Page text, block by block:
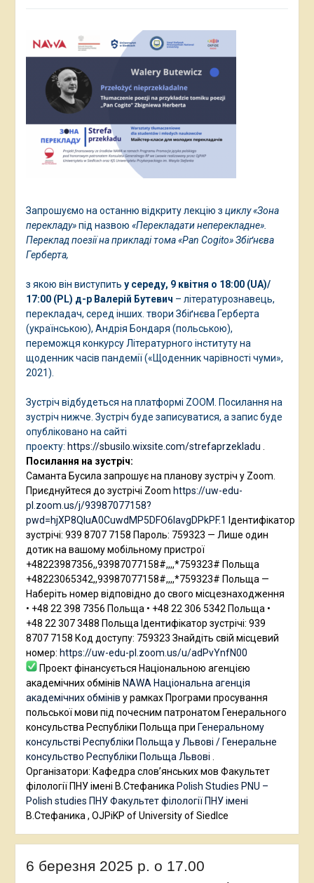
Запрошуємо на останню відкриту лекцію з циклу «Зона
перекладу»під назвою «Перекладати неперекладне».
Переклад поезії на прикладі тома «Pan Cogito» Збіґнєва
Герберта,
з якою він виступить у середу, 9 квітня о 18:00 (UA)/
17:00 (PL) д-р Валерій Бутевич – літературознавець,
перекладач, серед інших. твори Збіґнєва Герберта
(українською), Андрія Бондаря (польською),
переможця конкурсу Літературного інституту на
щоденник часів пандемії («Щоденник чарівності чуми»,
2021).
Зустріч відбудеться на платформі ZOOM. Посилання на
зустріч нижче. Зустріч буде записуватися, а запис буде
опубліковано на сайті
проекту: https://sbusilo.wixsite.com/strefaprzekladu .
Посилання на зустріч:
Саманта Бусила запрошує на планову зустріч у Zoom.
Приєднуйтеся до зустрічі Zoom https://uw-edu-
pl.zoom.us/j/93987077158?
pwd=hjXP8QIuA0CuwdMP5DFO6IavgDPkPF.1 Ідентифікатор
зустрічі: 939 8707 7158 Пароль: 759323 — Лише один
дотик на вашому мобільному пристрої
+48223987356,,93987077158#,,,,*759323# Польща
+48223065342,,93987077158#,,,,*759323# Польща —
Наберіть номер відповідно до свого місцезнаходження
• +48 22 398 7356 Польща • +48 22 306 5342 Польща •
+48 22 307 3488 Польща Ідентифікатор зустрічі: 939
8707 7158 Код доступу: 759323 Знайдіть свій місцевий
номер: https://uw-edu-pl.zoom.us/u/adPvYnfN00
Проект фінансується Національною агенцією
академічних обмінів NAWA Національна агенція
академічних обмінів у рамках Програми просування
польської мови під почесним патронатом Генерального
консульства Республіки Польща при Генеральному
консульстві Республіки Польща у Львові / Генеральне
консульство Республіки Польща Львові .
Організатори: Кафедра слов’янських мов Факультет
філології ПНУ імені В.Стефаника Polish Studies PNU –
Polish studies ПНУ Факультет філології ПНУ імені
В.Стефаника , OJPiKP of University of Siedlce
6 березня 2025 р. о 17.00